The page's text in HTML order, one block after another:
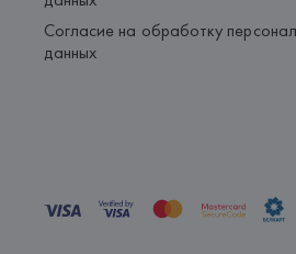
Согласие на обработку
данных